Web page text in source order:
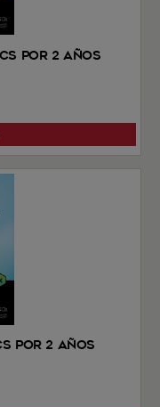
por 2 Años
por 2 Años